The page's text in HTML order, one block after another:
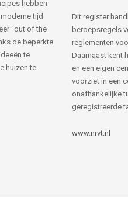
hebben
tijd
“out of the
de beperkte
te
huizen te
Dit register
beroepsregels
reglementen
Daarnaast kent
en een eigen
voorziet in een
onafhankelijke
geregistreerde
www.nrvt.nl